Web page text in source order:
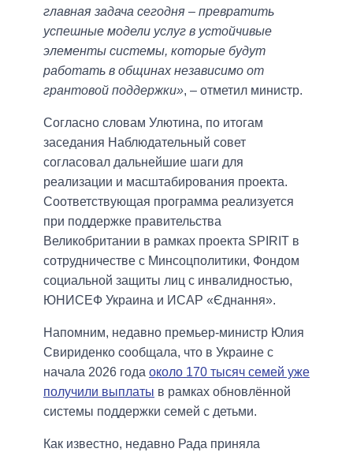
главная задача сегодня – превратить
успешные модели услуг в устойчивые
элементы системы, которые будут
работать в общинах независимо от
грантовой поддержки», – отметил министр.
Согласно словам Улютина, по итогам
заседания Наблюдательный совет
согласовал дальнейшие шаги для
реализации и масштабирования проекта.
Соответствующая программа реализуется
при поддержке правительства
Великобритании в рамках проекта SPIRIT в
сотрудничестве с Минсоцполитики, Фондом
социальной защиты лиц с инвалидностью,
ЮНИСЕФ Украина и ИСАР «Єднання».
Напомним, недавно премьер-министр Юлия
Свириденко сообщала, что в Украине с
начала 2026 года около 170 тысяч семей уже
получили выплаты в рамках обновлённой
системы поддержки семей с детьми.
Как известно, недавно Рада приняла